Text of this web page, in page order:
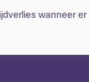
wanneer er